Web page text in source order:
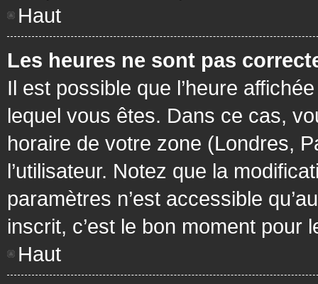
Haut
Les heures ne sont pas
Il est possible que l’heure
lequel vous êtes. Dans ce cas,
horaire de votre zone (Londres,
l’utilisateur. Notez que la
paramètres n’est accessible
inscrit, c’est le bon moment pour
Haut